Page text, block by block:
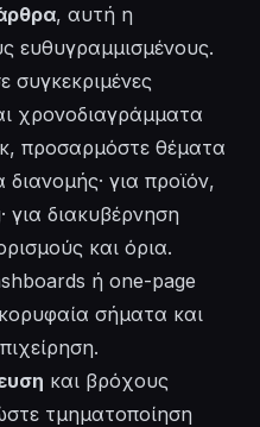
, αυτή η
ευθυγραμμισμένους.
χρονοδιαγράμματα
προσαρμόστε θέματα
για προϊόν,
για διακυβέρνηση
και όρια.
ή one-page
σήματα και
και βρόχους
τμηματοποίηση